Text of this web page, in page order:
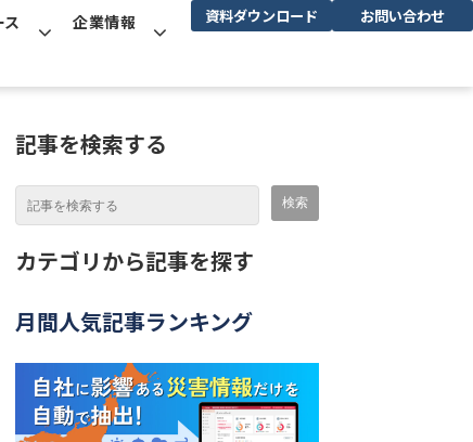
ス
企業情報
資料ダウンロード お問い合わせ
記事を検索する
カテゴリから記事を探す
月間人気記事ランキング